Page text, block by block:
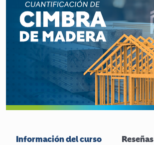
Información del curso Reseñas